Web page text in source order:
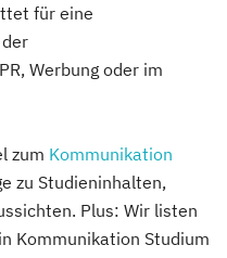
für eine
Werbung oder im
zum Kommunikation
zu Studieninhalten,
Plus: Wir listen
Kommunikation Studium